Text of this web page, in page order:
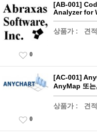
[AB-001]
Analyzer for
상품가 : 견
0
[AC-001]
AnyMap 또
상품가 : 견
0